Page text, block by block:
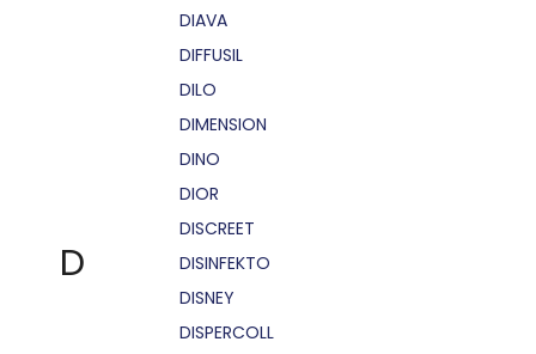
D
DIAVA
DIFFUSIL
DILO
DIMENSION
DINO
DIOR
DISCREET
DISINFEKTO
DISNEY
DISPERCOLL